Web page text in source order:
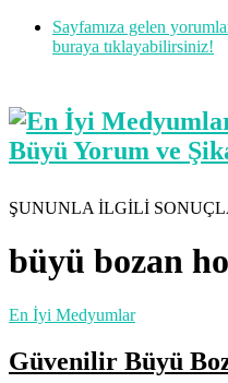
Sayfamıza gelen
buraya tıklayabilirsiniz!
ŞUNUNLA İLGİLİ
büyü bozan
En İyi Medyumlar
Güvenilir Büyü